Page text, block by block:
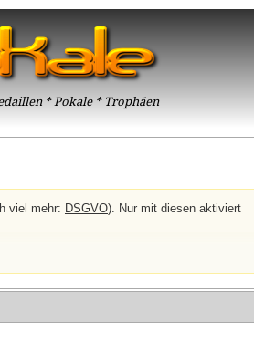
* Pokale * Trophäen
viel mehr: DSGVO). Nur mit diesen aktiviert